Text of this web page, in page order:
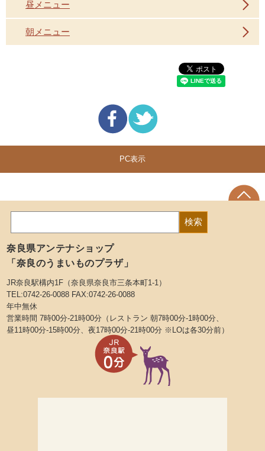
昼メニュー
朝メニュー
PC表示
奈良県アンテナショップ
「奈良のうまいものプラザ」
JR奈良駅構内1F（奈良県奈良市三条本町1-1）
TEL:0742-26-0088 FAX:0742-26-0088
年中無休
営業時間 7時00分-21時00分（レストラン 朝7時00分-1時00分、
昼11時00分-15時00分、夜17時00分-21時00分 ※LOは各30分前）